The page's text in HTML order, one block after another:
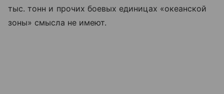
тыс. тонн и прочих боевых единицах «океанской
зоны» смысла не имеют.